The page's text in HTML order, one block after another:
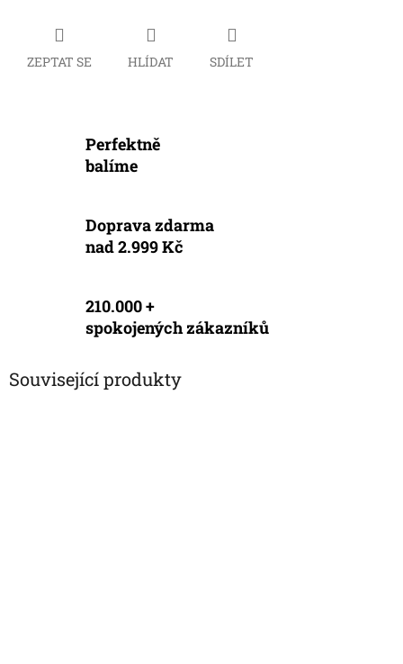
ZEPTAT SE HLÍDAT SDÍLET
Perfektně
balíme
Doprava zdarma
nad 2.999 Kč
210.000 +
spokojených zákazníků
Související produkty